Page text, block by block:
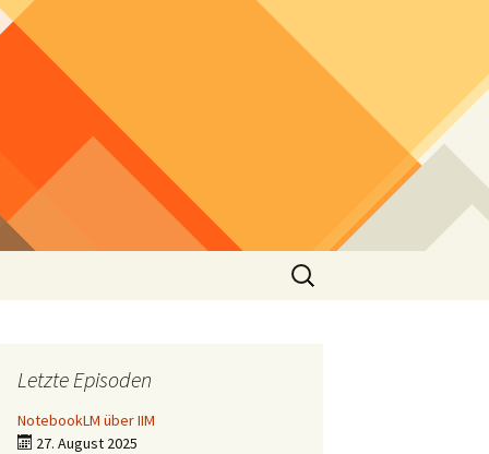
Suchen
nach:
Letzte Episoden
NotebookLM über IIM
27. August 2025